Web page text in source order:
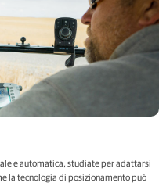
e automatica, studiate per adattarsi
la tecnologia di posizionamento può